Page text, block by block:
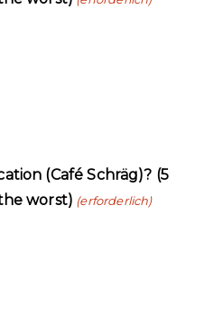
(Café Schräg)? (5
worst) (erforderlich)